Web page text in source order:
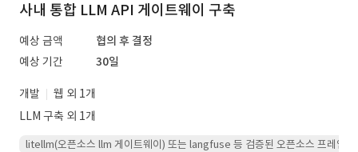
사내 통합 LLM API 게이트웨이 구축
예상 금액
협의 후 결정
예상 기간
30일
개발
웹 외 1개
LLM 구축 외 1개
litellm(오픈소스 llm 게이트웨이) 또는 langfuse 등 검증된 오픈소스 프레임워